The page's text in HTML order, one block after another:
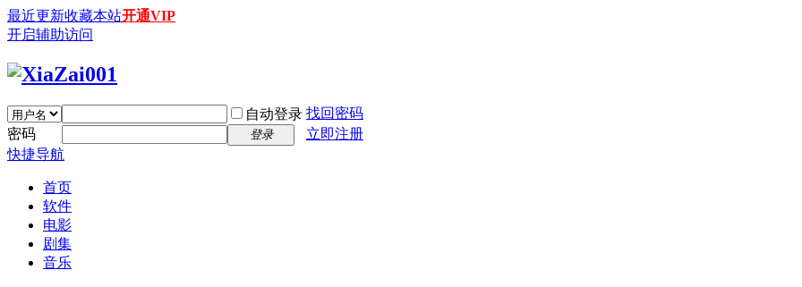
最近更新收藏本站开通VIP
开启辅助访问
自动登录 找回密码
密码
登录
立即注册
快捷导航
首页
软件
电影
剧集
音乐